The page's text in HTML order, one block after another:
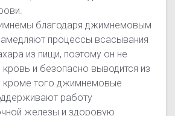
благодаря джимнемовым
процессы всасывания
из пищи, поэтому он не
кровь и безопасно выводится из
кроме того джимнемовые
работу
железы и здоровую